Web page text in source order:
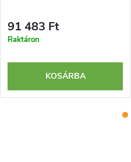
91 483 Ft
Raktáron
KOSÁRBA